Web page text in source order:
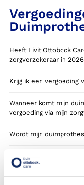
Heeft Livit Ottobock
zorgverzekeraar in
Krijg ik een vergoeding
Wanneer komt mijn
vergoeding via mijn
Wordt mijn
Wordt mijn
verzekering?